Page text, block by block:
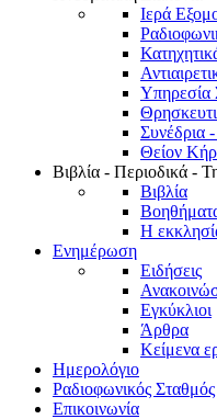
Ιερά
Υπηρεσία
Συνέδρια
Θείον
Βιβλία - Περιοδικά -
Βιβλία
Η
Ενημέρωση
Ειδήσεις
Εγκύκλιοι
Άρθρα
Κείμενα
Ημερολόγιο
Ραδιοφωνικός Σταθμός
Επικοινωνία